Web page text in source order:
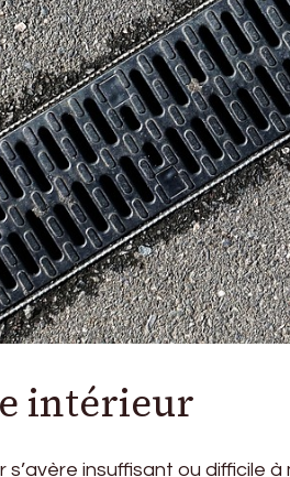
intérieur
s’avère insuffisant ou difficile